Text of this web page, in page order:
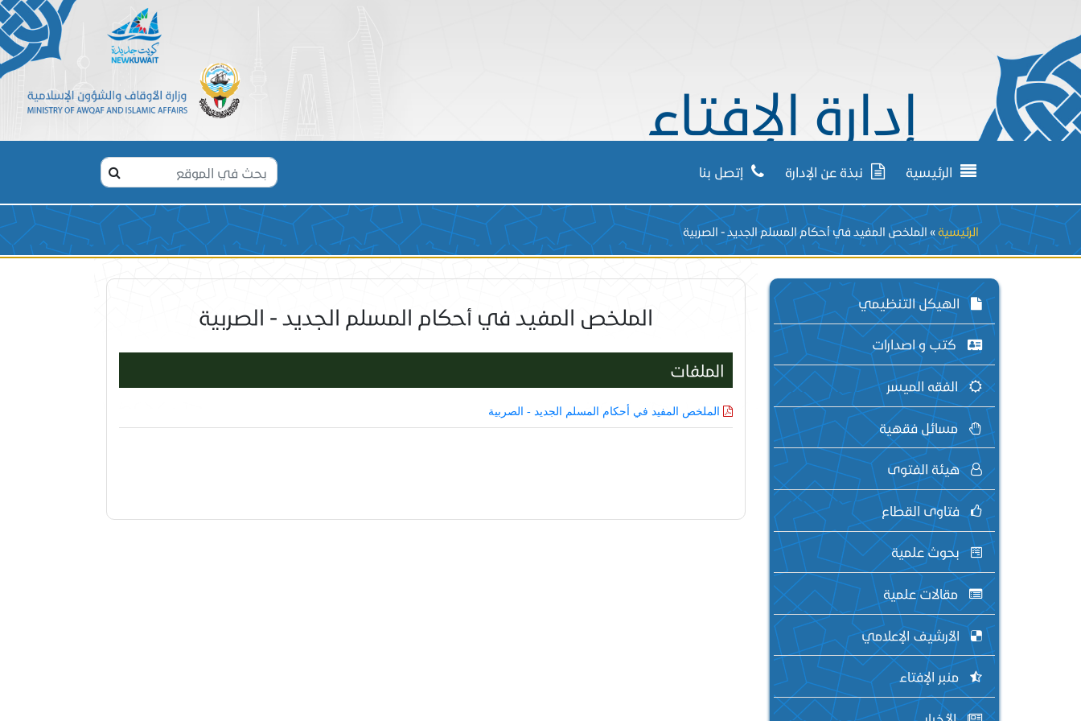
إدارة الإفتاء
الرئيسية نبذة عن الإدارة إتصل بنا
Breadcrumb
الرئيسية الملخص المفيد في أحكام المسلم الجديد - الصربية
الهيكل التنظيمي
كتب و اصدارات
الفقه الميسر
مسائل فقهية
هيئة الفتوى
فتاوى القطاع
بحوث علمية
مقالات علمية
الأرشيف الإعلامي
منبر الإفتاء
الملخص المفيد في أحكام المسلم الجديد - الصربية
الملفات
الملخص المفيد في أحكام المسلم الجديد - الصربية